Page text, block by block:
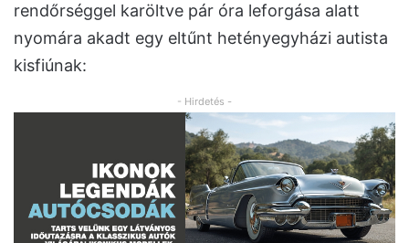
rendőrséggel karöltve pár óra leforgása alatt
nyomára akadt egy eltűnt hetényegyházi autista
kisfiúnak:
- Hirdetés -